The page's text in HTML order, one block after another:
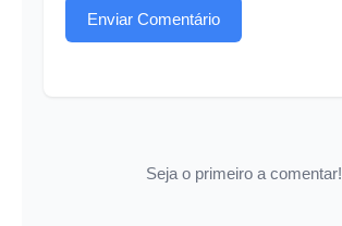
Enviar Comentário
Seja o primeiro a comentar!